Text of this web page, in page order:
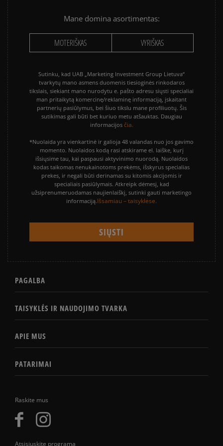
Raskite mus
Atsisiųskite programą
Mane domina asortimentas:
MOTERIŠKAS VYRIŠKAS
Sutinku, kad UAB „Marketing Investment Group Lietuva“
tvarkytų mano asmens duomenis tiesioginės rinkodaros
tikslais, siekiant mano nurodytu e. pašto adresu siųsti specialiai
man pritaikytą komercinę/reklaminę informaciją, įskaitant
partnerių pasiūlymus, bei šiuo tikslu mane profiliuotų. Šis
sutikimas gali būti bet kuriuo metu atšauktas. Daugiau
informacijos čia.
*Nuolaida yra vienkartinė ir galioja 48 valandas nuo jos gavimo
momento. Nuolaidos kodą rasi atskirame el. laiške, kurį
išsiųsime tau, kai paspausi aktyvinimo nuorodą. Nuolaidos
kodas taikomas nenukainotoms prekėms, išskyrus specialias
prekes, ir negali būti derinamas su kitomis akcijomis ir
specialiais pasiūlymais. Atkreipk dėmesį, kad
užsiprenumeruodamas naujienlaiškį, sutinki gauti marketingo
informaciją.Išsamiau – taisyklėse.
PAGALBA
TAISYKLĖS IR NAUDOJIMO TVARKA
APIE MUS
PATARIMAI